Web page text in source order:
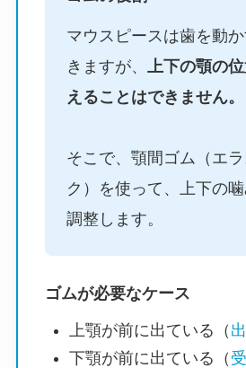
マウスピースは歯を動
きますが、 上下の顎の
えることはできません。
そこで、顎間ゴム（エ
ク）を使って、上下の
調整します。
ゴムが必要なケース
上顎が前に出ている（
下顎が前に出ている（